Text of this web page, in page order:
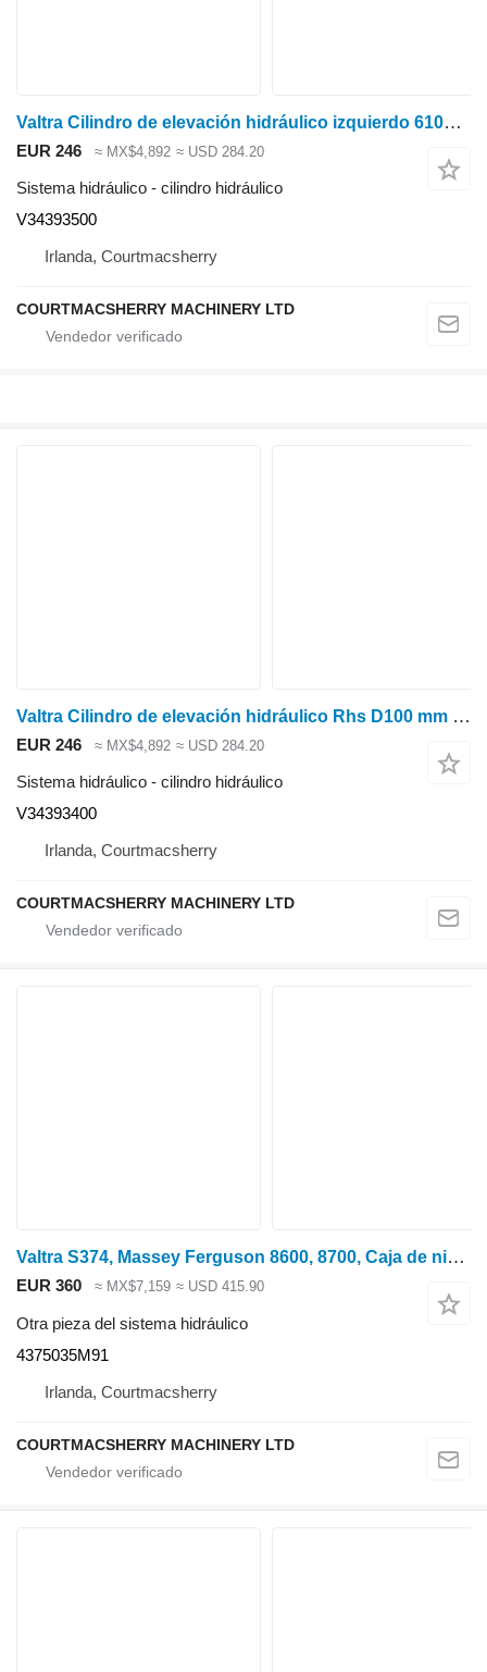
Valtra Cilindro de elevación hidráulico izquierdo 6100, 6400, 6800, 6600 D100 mm V3439 V34393500 cilindro hidráulico para tractor de ruedas
EUR 246 ≈ MX$4,892 ≈ USD 284.20
Sistema hidráulico - cilindro hidráulico
V34393500
Irlanda, Courtmacsherry
COURTMACSHERRY MACHINERY LTD
Valtra Cilindro de elevación hidráulico Rhs D100 mm V3439 para modelos 6100, 6400, 6800 y 6600 V34393400 cilindro hidráulico para tractor de ruedas
EUR 246 ≈ MX$4,892 ≈ USD 284.20
Sistema hidráulico - cilindro hidráulico
V34393400
Irlanda, Courtmacsherry
COURTMACSHERRY MACHINERY LTD
Valtra S374, Massey Ferguson 8600, 8700, Caja de nivelación derecha izquierda 4375035m 4375035M91 para S374 tractor de ruedas
EUR 360 ≈ MX$7,159 ≈ USD 415.90
Otra pieza del sistema hidráulico
4375035M91
Irlanda, Courtmacsherry
COURTMACSHERRY MACHINERY LTD